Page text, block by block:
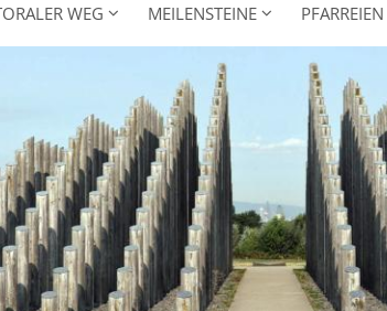
WEG MEILENSTEINE PFARREIEN